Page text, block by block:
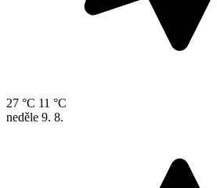
27 °C 11 °C
neděle 9. 8.